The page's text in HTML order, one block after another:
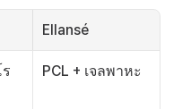
Ellansé
PCL + เจลพาหะ